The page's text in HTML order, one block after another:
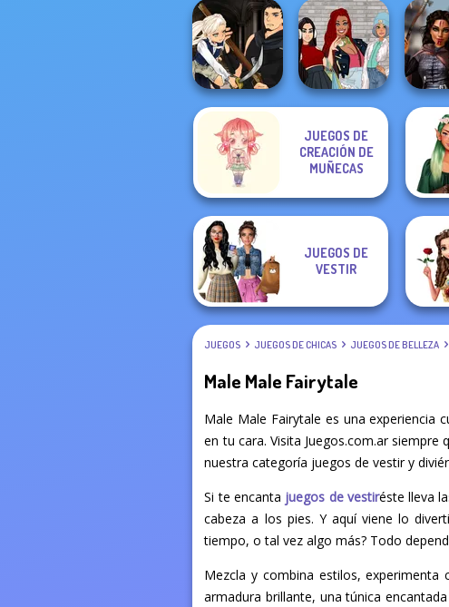
Manga Creator
Vampire Hunter
P...
The Fly Squad:
#squadgoals
JUEGOS DE
CREACIÓN DE
MUÑECAS
JUEGOS DE
VESTIR
JUEGOS JUEGOS DE CHICAS JUEGOS DE BELLEZA
Male Male Fairytale
Male Male Fairytale es una experiencia
en tu cara. Visita Juegos.com.ar
nuestra categoría juegos de vestir y
Si te encanta juegos de vestiréste lleva
cabeza a los pies. Y aquí viene lo
tiempo, o tal vez algo más? Todo
Mezcla y combina estilos,
armadura brillante, una túnica